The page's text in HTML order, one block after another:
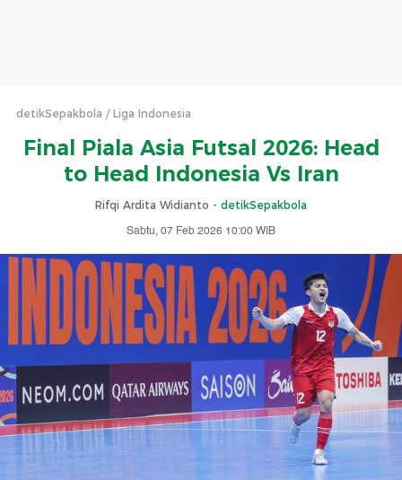
detikSepakbola Liga Indonesia
Final Piala Asia Futsal 2026: Head
to Head Indonesia Vs Iran
Rifqi Ardita Widianto - detikSepakbola
Sabtu, 07 Feb 2026 10:00 WIB